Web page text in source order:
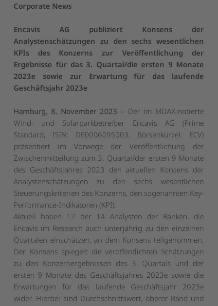
Corporate News
Encavis AG publiziert Konsens der
Analystenschätzungen zu den sechs wesentlichen
KPIs des Konzerns zur Veröffentlichung der
Ergebnisse für das 3. Quartal/die ersten 9 Monate
2023e sowie zur Erwartung für das laufende
Geschäftsjahr 2023e
Hamburg, 8. November 2023 – Der im MDAX-notierte
Wind- und Solarparkbetreiber Encavis AG (Prime
Standard, ISIN: DE0006095003, Börsenkürzel: ECV)
präsentiert im Vorwege der Veröffentlichung der
Zwischenmitteilung zum 3. Quartal/der ersten 9 Monate
des Geschäftsjahres 2023 den aktuellen Konsens der
Analystenschätzungen zu den sechs wesentlichen
Steuerungskriterien des Konzerns, den sogenannten Key-
Performance-Indikatoren (KPI).
Aktuell haben 12 der 14 Analysten der Banken, die
Encavis im Research auch unterjährig zu den einzelnen
Quartalen einschätzen, an dem Konsens teilgenommen.
Der Konsens spiegelt die veröffentlichten Schätzungen
zu den Konzernergebnissen des 3. Quartals und der
ersten 9 Monate des Geschäftsjahres 2023e sowie die
Erwartungen für das laufende Geschäftsjahr 2023e
wider. Hierbei sind Durchschnittswert, oberer Rand und